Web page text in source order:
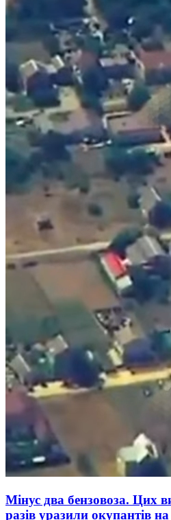
Мінус два бензовоза. Цих
разів уразили окупантів